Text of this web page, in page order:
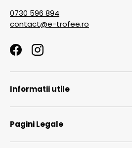
0730 596 894
contact@e-trofee.ro
FacebookInstagram
Informatii utile
Pagini Legale